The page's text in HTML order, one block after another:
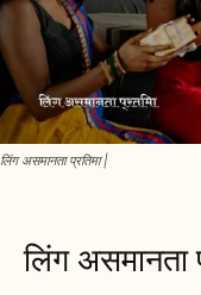
लिंग असमानता प्रतिमा |
लिंग असमानता